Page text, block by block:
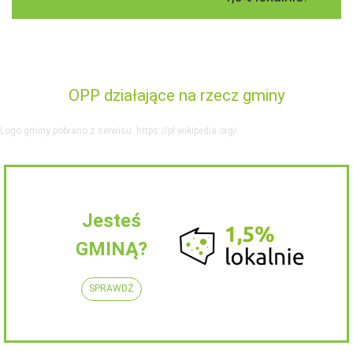
OPP działające na rzecz gminy
Logo gminy pobrano z serwisu: https://pl.wikipedia.org/
Jesteś
GMINĄ?
SPRAWDŹ